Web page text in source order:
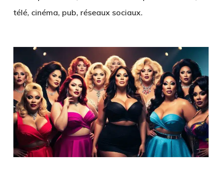
télé, cinéma, pub, réseaux sociaux.